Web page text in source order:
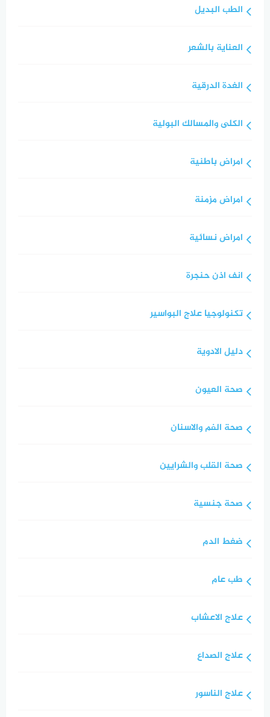
الطب البديل
العناية بالشعر
الغدة الدرقية
الكلى والمسالك البولية
امراض باطنية
امراض مزمنة
امراض نسائية
انف اذن حنجرة
تكنولوجيا علاج البواسير
دليل الادوية
صحة العيون
صحة الفم والاسنان
صحة القلب والشرايين
صحة جنسية
ضغط الدم
طب عام
علاج الاعشاب
علاج الصداع
علاج الناسور